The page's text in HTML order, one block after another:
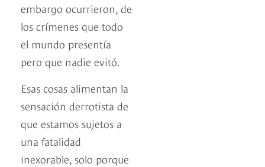
embargo ocurrieron, de
los crímenes que todo
el mundo presentía
pero que nadie evitó.
Esas cosas alimentan la
sensación derrotista de
que estamos sujetos a
una fatalidad
inexorable, solo porque